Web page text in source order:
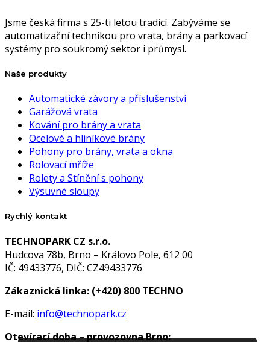
Jsme česká firma s 25-ti letou tradicí. Zabýváme se
automatizační technikou pro vrata, brány a parkovací
systémy pro soukromý sektor i průmysl.
Naše produkty
Automatické závory a příslušenství
Garážová vrata
Kování pro brány a vrata
Ocelové a hliníkové brány
Pohony pro brány, vrata a okna
Rolovací mříže
Rolety a Stínění s pohony
Výsuvné sloupy
Rychlý kontakt
TECHNOPARK CZ s.r.o.
Hudcova 78b, Brno – Královo Pole, 612 00
IČ: 49433776, DIČ: CZ49433776
Zákaznická linka: (+420) 800 TECHNO
E-mail: info@technopark.cz
Otevírací doba – provozovna Brno: